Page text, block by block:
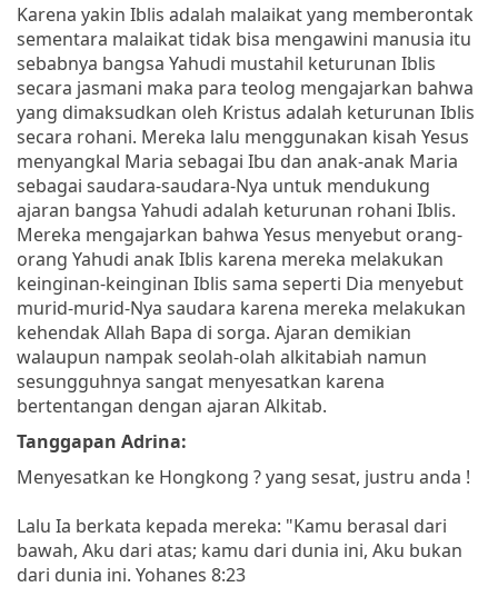
Karena yakin Iblis adalah malaikat yang memberontak
sementara malaikat tidak bisa mengawini manusia itu
sebabnya bangsa Yahudi mustahil keturunan Iblis
secara jasmani maka para teolog mengajarkan bahwa
yang dimaksudkan oleh Kristus adalah keturunan Iblis
secara rohani. Mereka lalu menggunakan kisah Yesus
menyangkal Maria sebagai Ibu dan anak-anak Maria
sebagai saudara-saudara-Nya untuk mendukung
ajaran bangsa Yahudi adalah keturunan rohani Iblis.
Mereka mengajarkan bahwa Yesus menyebut orang-
orang Yahudi anak Iblis karena mereka melakukan
keinginan-keinginan Iblis sama seperti Dia menyebut
murid-murid-Nya saudara karena mereka melakukan
kehendak Allah Bapa di sorga. Ajaran demikian
walaupun nampak seolah-olah alkitabiah namun
sesungguhnya sangat menyesatkan karena
bertentangan dengan ajaran Alkitab.
Tanggapan Adrina:
Menyesatkan ke Hongkong ? yang sesat, justru anda !
Lalu Ia berkata kepada mereka: "Kamu berasal dari
bawah, Aku dari atas; kamu dari dunia ini, Aku bukan
dari dunia ini. Yohanes 8:23